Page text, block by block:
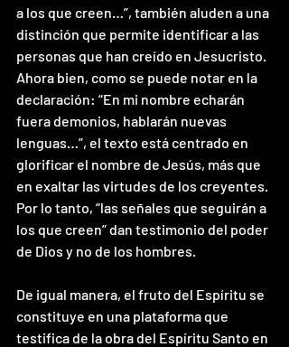
a los que creen…”, también aluden a una
distinción que permite identificar a las
personas que han creído en Jesucristo.
Ahora bien, como se puede notar en la
declaración: “En mi nombre echarán
fuera demonios, hablarán nuevas
lenguas…”, el texto está centrado en
glorificar el nombre de Jesús, más que
en exaltar las virtudes de los creyentes.
Por lo tanto, “las señales que seguirán a
los que creen” dan testimonio del poder
de Dios y no de los hombres.
De igual manera, el fruto del Espíritu se
constituye en una plataforma que
testifica de la obra del Espíritu Santo en